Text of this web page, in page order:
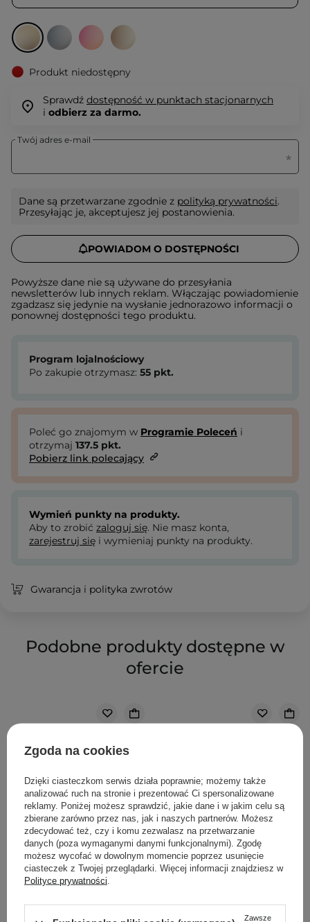
Produkt niedostępny
Sprawdź dostępność w punktach stacjonarnych
i odbierz za darmo.
Twój adres e-mail
Dane są przetwarzane zgodnie z polityką prywatności.
Przesyłając je, akceptujesz jej postanowienia.
POWIADOM O DOSTĘPNOŚCI
Powyższe dane nie są używane do przesyłania
newsletterów lub innych reklam. Włączając powiadomienie
zgadzasz się jedynie na wysłanie jednorazowo informacji o
ponownej dostępności tego produktu.
Program lojalnościowy
Po zakupie otrzymasz: 55 pkt.
Poleć go znajomym w Programie Poleceń i
otrzymaj 137.5 pkt.
Pobierz link polecający
Wymień punkty na produkty.
Aby to zrobić zaloguj się. Nie masz konta,
zarejestruj się i wymieniaj punkty na produkty.
Gwarancja i polityka zwrotów
Podobne produkty dostępne w
ofercie
Zgoda na cookies
Dzięki ciasteczkom serwis działa poprawnie; możemy także
analizować ruch na stronie i prezentować Ci spersonalizowane
reklamy. Poniżej możesz sprawdzić, jakie dane i w jakim celu są
zbierane zarówno przez nas, jak i naszych partnerów. Możesz
zdecydować też, czy i komu zezwalasz na przetwarzanie
danych (poza wymaganymi danymi funkcjonalnymi). Zgodę
możesz wycofać w dowolnym momencie poprzez usunięcie
ciasteczek z Twojej przeglądarki. Więcej informacji znajdziesz w
Polityce prywatności
Zawsze